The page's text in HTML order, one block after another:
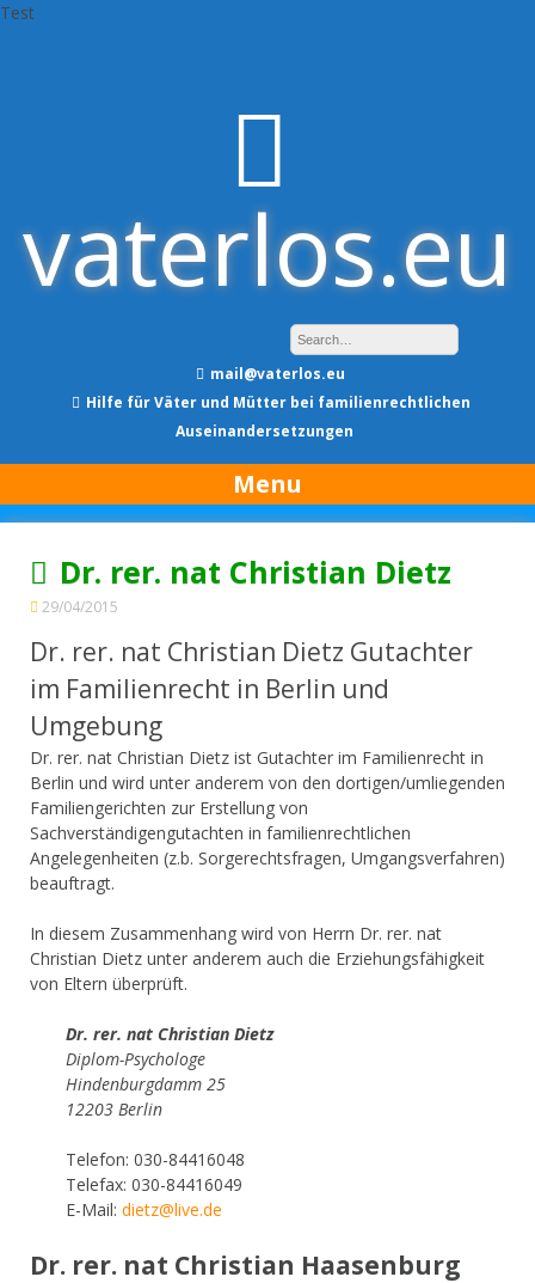
Test
vaterlos.eu
mail@vaterlos.eu
Hilfe für Väter und Mütter bei familienrechtlichen
Auseinandersetzungen
Menu
Dr. rer. nat Christian Dietz
29/04/2015
Dr. rer. nat Christian Dietz Gutachter
im Familienrecht in Berlin und
Umgebung
Dr. rer. nat Christian Dietz ist Gutachter im Familienrecht in
Berlin und wird unter anderem von den dortigen/umliegenden
Familiengerichten zur Erstellung von
Sachverständigengutachten in familienrechtlichen
Angelegenheiten (z.b. Sorgerechtsfragen, Umgangsverfahren)
beauftragt.
In diesem Zusammenhang wird von Herrn Dr. rer. nat
Christian Dietz unter anderem auch die Erziehungsfähigkeit
von Eltern überprüft.
Dr. rer. nat Christian Dietz
Diplom-Psychologe
Hindenburgdamm 25
12203 Berlin
Telefon: 030-84416048
Telefax: 030-84416049
E-Mail: dietz@live.de
Dr. rer. nat Christian Haasenburg